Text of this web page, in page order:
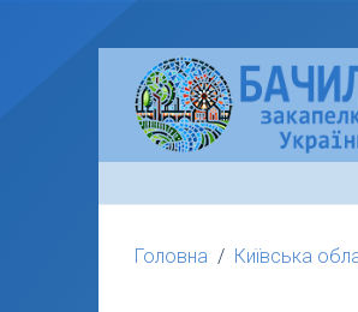
Головна Київська